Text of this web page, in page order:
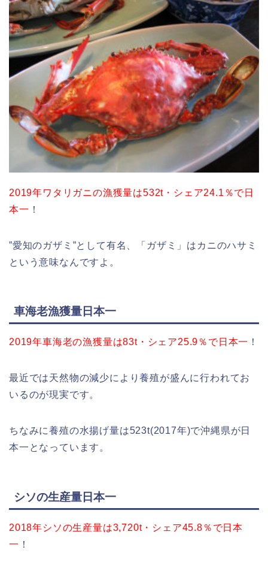
2019年ワタリガニの漁獲量は532t・シェア24.1％で日
本一 ！
”愛知のガザミ”として有名、「ガザミ」はカニのハサミ
という意味なんですよ。
車海老漁獲量日本一
2019年車海老の漁獲量は83t・シェア25.9％で日本一 ！
最近では天然物の減少により養殖が盛んに行われてお
いるのが現実です。
ちなみに養殖の水揚げ量は523t(2017年)で沖縄県が日
本一となっています。
シソの生産量日本一
2018年シソの生産量は3,720t・シェア45.8％で日本
一 ！